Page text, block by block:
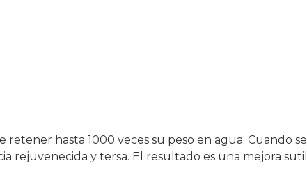
hasta 1000 veces su peso en agua. Cuando se
rejuvenecida y tersa. El resultado es una mejora sutil